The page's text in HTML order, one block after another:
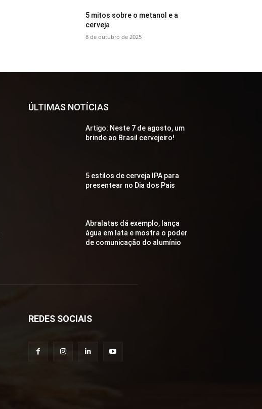
5 mitos sobre o metanol e a
cerveja
8 de outubro de 2025
ÚLTIMAS NOTÍCIAS
Artigo: Neste 7 de agosto, um
brinde ao Brasil cervejeiro!
5 estilos de cerveja IPA para
presentear no Dia dos Pais
Abralatas dá exemplo, lança
água em lata e mostra o poder
de comunicação do alumínio
REDES SOCIAIS